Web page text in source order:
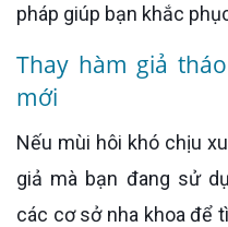
pháp giúp bạn khắc
Thay hàm giả
mới
Nếu mùi hôi khó chịu xuất phát từ những chiếc răng
giả mà bạn đang sử
các cơ sở nha khoa để